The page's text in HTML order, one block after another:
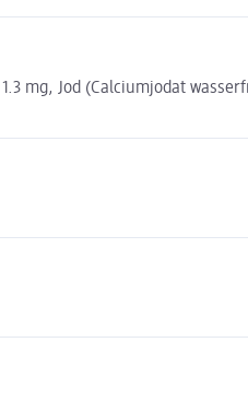
mg, Jod (Calciumjodat